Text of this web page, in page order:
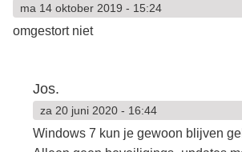
ma 14 oktober 2019 - 15:24
omgestort niet
Jos.
za 20 juni 2020 - 16:44
Windows 7 kun je gewoon blijven